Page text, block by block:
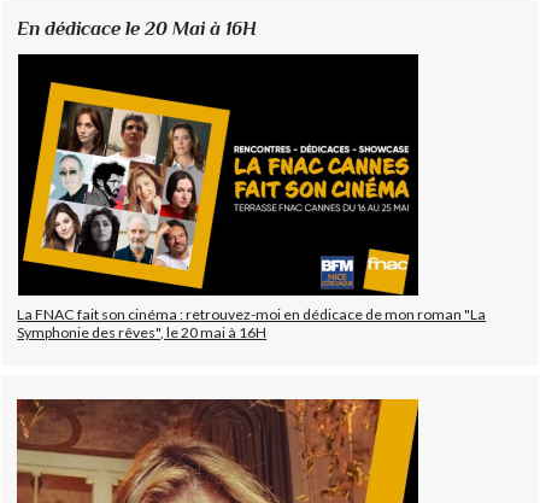
En dédicace le 20 Mai à 16H
La FNAC fait son cinéma : retrouvez-moi en dédicace de mon roman "La
Symphonie des rêves", le 20 mai à 16H